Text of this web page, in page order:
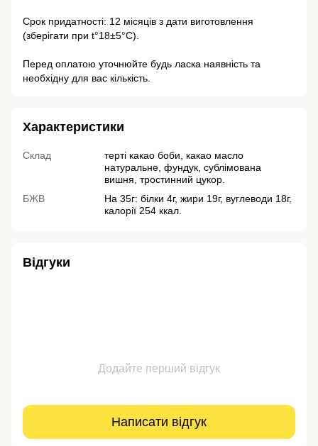
Срок придатності: 12 місяців з дати виготовлення
(зберігати при t°18±5°С).
Перед оплатою уточнюйте будь ласка наявність та
необхідну для вас кількість.
Характеристики
Склад
терті какао боби, какао масло
натуральне, фундук, сублімована
вишня, тростинний цукор.
БЖВ
На 35г: білки 4г, жири 19г, вуглеводи 18г,
калорії 254 ккал.
Відгуки
Додайте перший відгук
Написати відгук